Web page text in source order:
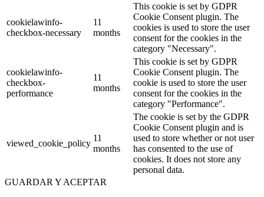
cookielawinfo-
checkbox-necessary
11
months
This cookie is set by GDPR
Cookie Consent plugin. The
cookies is used to store the user
consent for the cookies in the
category "Necessary".
cookielawinfo-
checkbox-
performance
11
months
This cookie is set by GDPR
Cookie Consent plugin. The
cookie is used to store the user
consent for the cookies in the
category "Performance".
viewed_cookie_policy
11
months
The cookie is set by the GDPR
Cookie Consent plugin and is
used to store whether or not user
has consented to the use of
cookies. It does not store any
personal data.
GUARDAR Y ACEPTAR